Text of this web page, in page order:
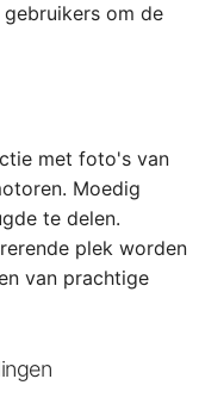
om de
met foto's van
Moedig
te delen.
plek worden
van prachtige